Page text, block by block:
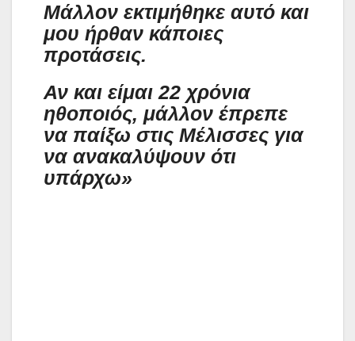
Μάλλον εκτιμήθηκε αυτό και
μου ήρθαν κάποιες
προτάσεις.
Αν και είμαι 22 χρόνια
ηθοποιός, μάλλον έπρεπε
να παίξω στις Μέλισσες για
να ανακαλύψουν ότι
υπάρχω»